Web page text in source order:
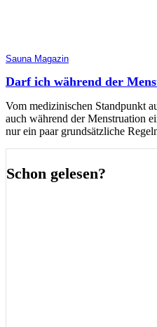
Sauna Magazin
Darf ich während der
Vom medizinischen Standpunkt
auch während der Menstruation
nur ein paar grundsätzliche
Schon gelesen?